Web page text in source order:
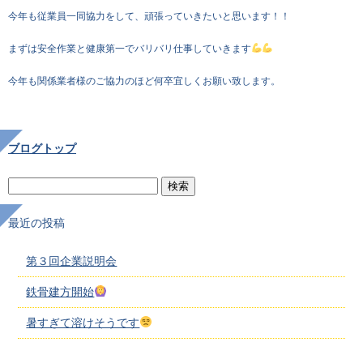
今年も従業員一同協力をして、頑張っていきたいと思います！！
まずは安全作業と健康第一でバリバリ仕事していきます
今年も関係業者様のご協力のほど何卒宜しくお願い致します。
ブログトップ
最近の投稿
第３回企業説明会
鉄骨建方開始
暑すぎて溶けそうです